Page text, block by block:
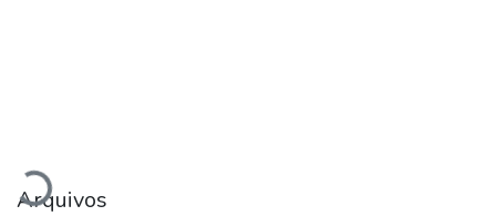
Carregando...
Arquivos